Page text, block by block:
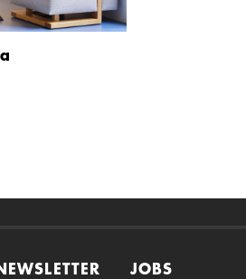
JOBS